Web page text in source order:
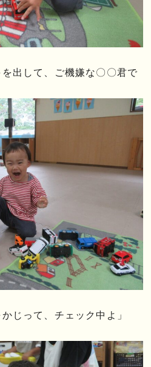
出して、ご機嫌な〇〇君で
じって、チェック中よ」